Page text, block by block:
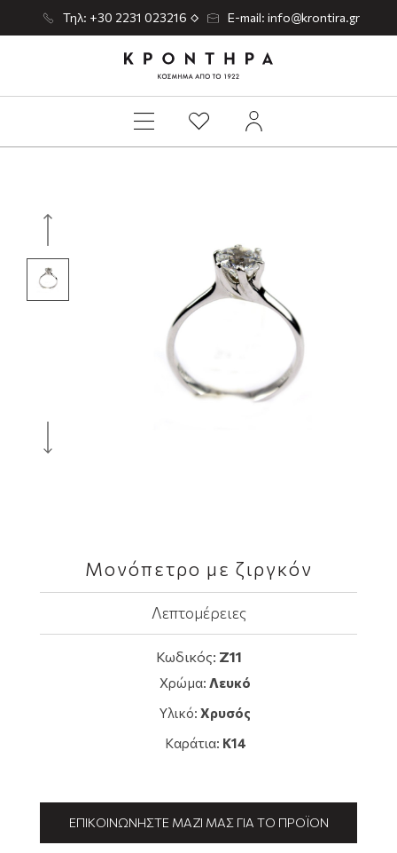
Τηλ: +30 2231 023216 E-mail: info@krontira.gr
Μονόπετρο με ζιργκόν
Λεπτομέρειες
Κωδικός: Z11
Χρώμα: Λευκό
Υλικό: Χρυσός
Καράτια: K14
ΕΠΙΚΟΙΝΩΝΉΣΤΕ ΜΑΖΊ ΜΑΣ ΓΙΑ ΤΟ ΠΡΟΪΌΝ